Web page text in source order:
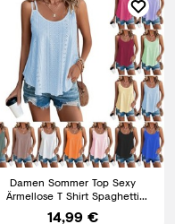
Damen Sommer Top Sexy
Ärmellose T Shirt Spaghetti
Cami Oberteile Casual Tank Top
14,99 €